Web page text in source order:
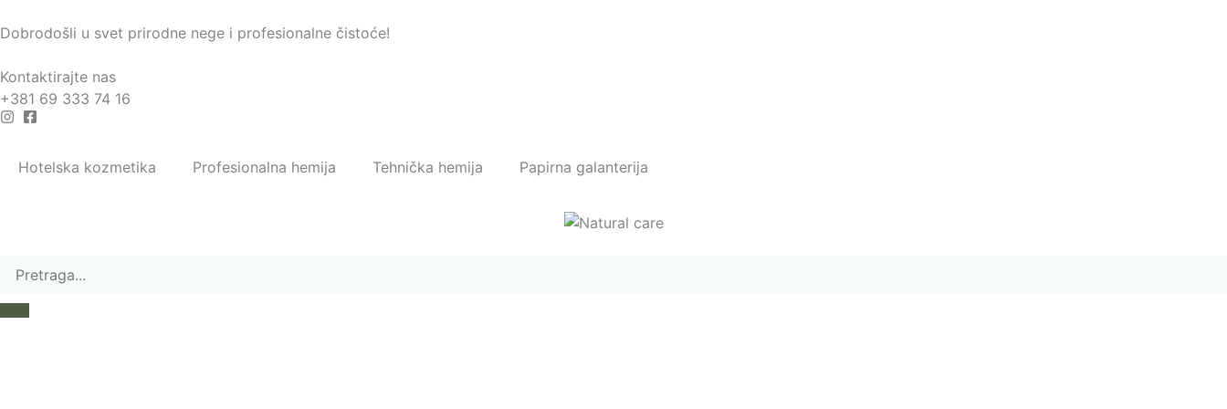
Dobrodošli u svet prirodne nege i profesionalne čistoće!
Kontaktirajte nas
+381 69 333 74 16
Hotelska kozmetika Profesionalna hemija Tehnička hemija Papirna galanterija